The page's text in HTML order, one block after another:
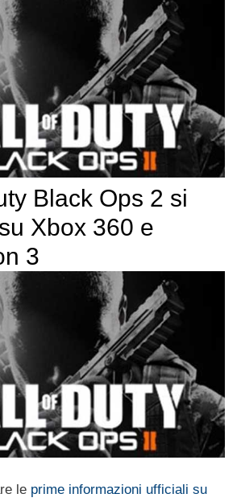
Black Ops 2 si
Xbox 360 e
3
le prime informazioni ufficiali su